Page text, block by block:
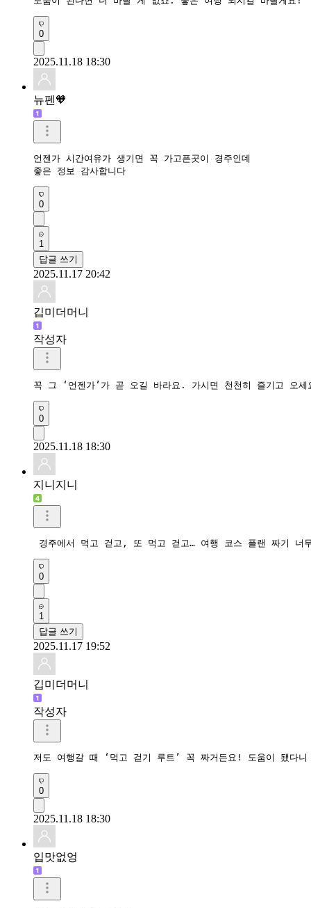
0
2025.11.18 18:30
뉴펜🧡
언젠가 시간여유가 생기면 꼭 가고픈곳이 경주인데
좋은 정보 감사합니다
0
1
답글 쓰기
2025.11.17 20:42
깁미더머니
작성자
꼭 그 ‘언젠가’가 곧 오길 바라요. 가시면 천천히 즐기고 오세
0
2025.11.18 18:30
지니지니
경주에서 먹고 걷고, 또 먹고 걷고… 여행 코스 플랜 짜기 너
0
1
답글 쓰기
2025.11.17 19:52
깁미더머니
작성자
저도 여행갈 때 ‘먹고 걷기 루트’ 꼭 짜거든요! 도움이 됐다니
0
2025.11.18 18:30
입맛없엉